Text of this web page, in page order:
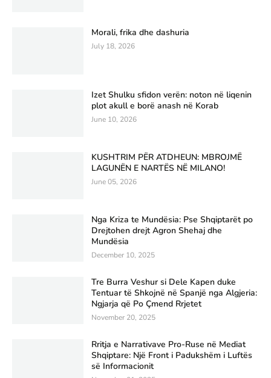
Morali, frika dhe dashuria
July 18, 2026
Izet Shulku sfidon verën: noton në liqenin
plot akull e borë anash në Korab
June 10, 2026
KUSHTRIM PËR ATDHEUN: MBROJMË
LAGUNËN E NARTËS NË MILANO!
June 05, 2026
Nga Kriza te Mundësia: Pse Shqiptarët po
Drejtohen drejt Agron Shehaj dhe
Mundësia
December 10, 2025
Tre Burra Veshur si Dele Kapen duke
Tentuar të Shkojnë në Spanjë nga Algjeria:
Ngjarja që Po Çmend Rrjetet
November 20, 2025
Rritja e Narrativave Pro-Ruse në Mediat
Shqiptare: Një Front i Padukshëm i Luftës
së Informacionit